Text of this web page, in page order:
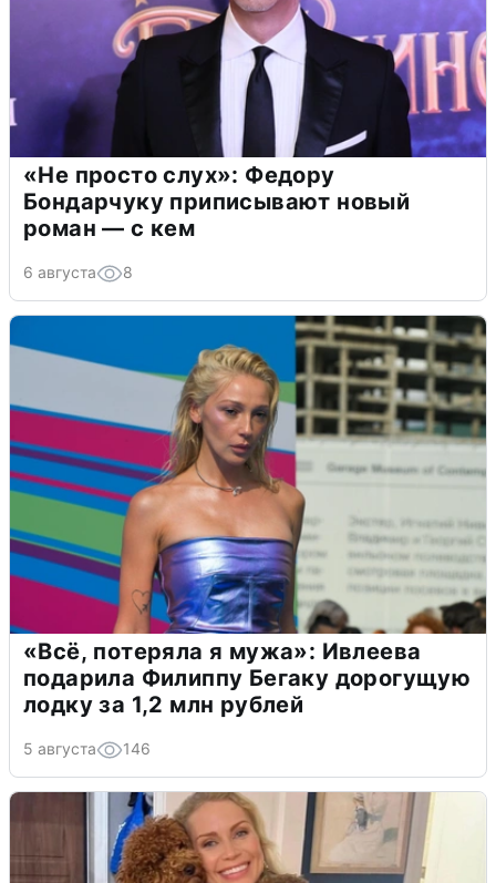
«Не просто слух»: Федору
Бондарчуку приписывают новый
роман — с кем
6 августа 8
«Всё, потеряла я мужа»: Ивлеева
подарила Филиппу Бегаку дорогущую
лодку за 1,2 млн рублей
5 августа 146